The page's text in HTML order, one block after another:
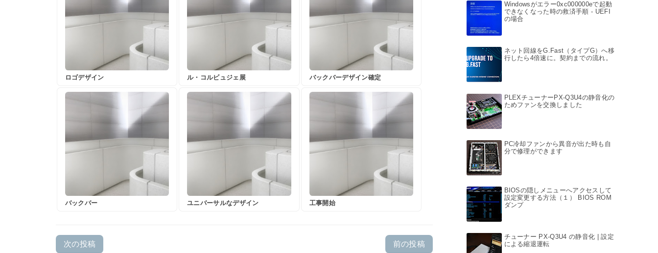
ロゴデザイン ル・コルビュジェ展 バックバーデザイン確定
バックバー ユニバーサルなデザイン 工事開始
次の投稿 前の投稿
Windowsがエラー0xc000000eで起動
できなくなった時の救済手順 - UEFI
の場合
ネット回線をG.Fast（タイプG）へ移
行したら4倍速に。契約までの流れ。
PLEXチューナーPX-Q3U4の静音化の
ためファンを交換しました
PC冷却ファンから異音が出た時も自
分で修理ができます
BIOSの隠しメニューへアクセスして
設定変更する方法（１） BIOS ROM
ダンプ
チューナー PX-Q3U4 の静音化 | 設定
による縮退運転